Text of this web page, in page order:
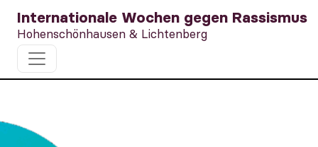
Internationale Wochen gegen Rassismus
Hohenschönhausen & Lichtenberg